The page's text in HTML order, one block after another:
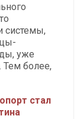
системы,
уже
Тем более,
стал